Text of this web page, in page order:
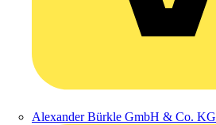
Alexander Bürkle GmbH & Co. KG